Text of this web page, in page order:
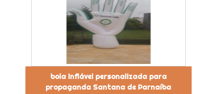
bola inflável personalizada para
propaganda Santana de Parnaíba